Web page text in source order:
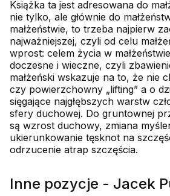
Książka ta jest adresowana do
nie tylko, ale głównie do
małżeństwie, to trzeba najpierw
najważniejszej, czyli od celu
wprost: celem życia w
doczesne i wieczne, czyli
małżeński wskazuje na to, że nie
czy powierzchowny „lifting” a o
sięgające najgłębszych warstw
sfery duchowej. Do gruntownej
są wzrost duchowy, zmiana
ukierunkowanie tęsknot na
odrzucenie atrap szczęścia.
Inne pozycje - Jacek